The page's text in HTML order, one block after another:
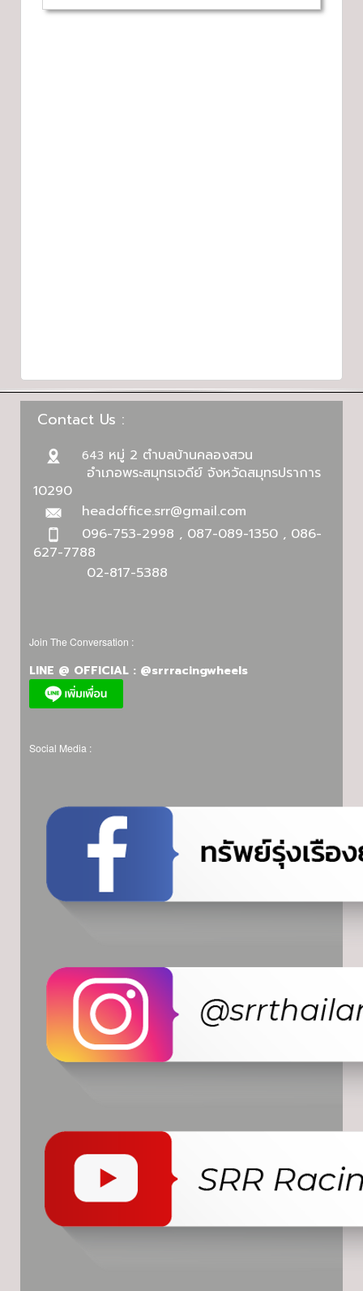
Contact Us :
643 หมู่ 2 ตำบลบ้านคลองสวน
อำเภอพระสมุทรเจดีย์ จังหวัดสมุทรปราการ
10290
headoffice.srr@gmail.com
096-753-2998 , 087-089-1350 , 086-
627-7788
02-817-5388
Join The Conversation :
LINE @ OFFICIAL : @srrracingwheels
Social Media :